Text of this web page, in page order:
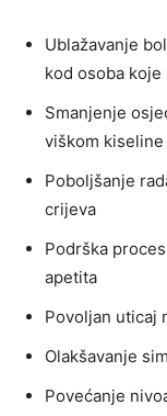
Ublažavanje
kod osoba
Smanjenje
viškom
Poboljšanje
crijeva
Podrška
apetita
Povoljan uticaj
Olakšavanje
Povećanje